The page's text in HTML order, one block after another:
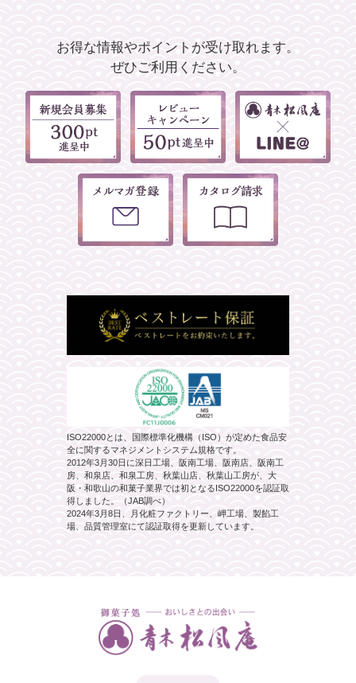
お得な情報やポイントが受け取れます。
ぜひご利用ください。
ISO22000とは、国際標準化機構（ISO）が定めた食品安
全に関するマネジメントシステム規格です。
2012年3月30日に深日工場、阪南工場、阪南店、阪南工
房、和泉店、和泉工房、秋葉山店、秋葉山工房が、大
阪・和歌山の和菓子業界では初となるISO22000を認証取
得しました。（JAB調べ）
2024年3月8日、月化粧ファクトリー、岬工場、製餡工
場、品質管理室にて認証取得を更新しています。